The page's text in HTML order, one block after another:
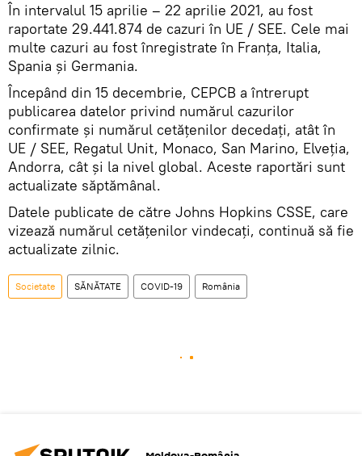
În intervalul 15 aprilie – 22 aprilie 2021, au fost
raportate 29.441.874 de cazuri în UE / SEE. Cele mai
multe cazuri au fost înregistrate în Franţa, Italia,
Spania și Germania.
Începând din 15 decembrie, CEPCB a întrerupt
publicarea datelor privind numărul cazurilor
confirmate și numărul cetățenilor decedați, atât în
UE / SEE, Regatul Unit, Monaco, San Marino, Elveția,
Andorra, cât și la nivel global. Aceste raportări sunt
actualizate săptămânal.
Datele publicate de către Johns Hopkins CSSE, care
vizează numărul cetățenilor vindecați, continuă să fie
actualizate zilnic.
Societate SĂNĂTATE COVID-19 România